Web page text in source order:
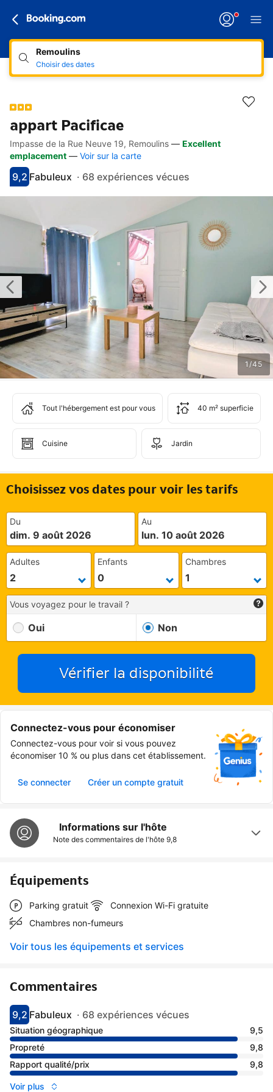
Remoulins
Choisir des dates
appart Pacificae
Accès rapides
Aller à la description
Aller aux équipements
Aller aux hébergements
Aller aux conditions
Impasse de la Rue Neuve 19, Remoulins — Excellent
emplacement — Voir sur la carte
Avec une note de 9.2
9,2
fabuleuxFabuleux · 68 expériences vécues
1 /45
Tout l'hébergement est pour vous 40 m² superficie
Cuisine Jardin
Choisissez vos dates pour voir les tarifs
Du
dim. 9 août 2026
Au
lun. 10 août 2026
Adultes Enfants Chambres
Vous voyagez pour le travail ?
Oui Non
Vérifier la disponibilité
Connectez-vous pour économiser
Connectez-vous pour voir si vous pouvez
économiser 10 % ou plus dans cet établissement.
Se connecter Créer un compte gratuit
Informations sur l'hôte
Note des commentaires de l'hôte 9,8
Équipements
Parking gratuit
Connexion Wi-Fi gratuite
Chambres non-fumeurs
Voir tous les équipements et services
Commentaires
Avec une note de 9.2
9,2
fabuleuxFabuleux · 68 expériences vécues
Situation géographique
9,5
Propreté
9,8
Rapport qualité/prix
9,8
Voir plus